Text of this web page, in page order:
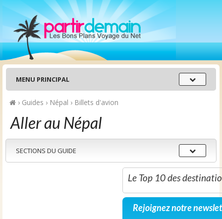
Menu
principal
MENU PRINCIPAL
› Guides › Népal › Billets d'avion
Aller au Népal
Sections
du
guide
SECTIONS DU GUIDE
Le Top 10 des
Rejoignez notre